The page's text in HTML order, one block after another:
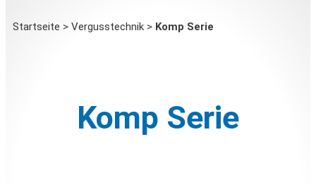
Startseite > Vergusstechnik > Komp Serie
Komp Serie